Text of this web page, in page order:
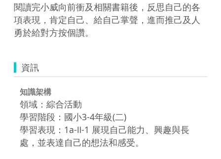
閱讀完小威向前衝及相關書籍後，反思自己的各
項表現，肯定自己、給自己掌聲，進而推己及人
勇於給對方按個讚。
資訊
知識架構
領域：綜合活動
學習階段：國小3-4年級(二)
學習表現：1a-Ⅱ-1 展現自己能力、興趣與長
處，並表達自己的想法和感受。